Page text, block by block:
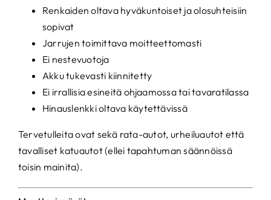
Renkaiden oltava hyväkuntoiset ja olosuhteisiin
sopivat
Jarrujen toimittava moitteettomasti
Ei nestevuotoja
Akku tukevasti kiinnitetty
Ei irrallisia esineitä ohjaamossa tai tavaratilassa
Hinauslenkki oltava käytettävissä
Tervetulleita ovat sekä rata-autot, urheiluautot että
tavalliset katuautot (ellei tapahtuman säännöissä
toisin mainita).